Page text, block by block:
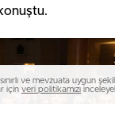
ve mevzuata uygun
için veri politikamızı